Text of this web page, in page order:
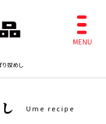
奴めし
Ume recipe